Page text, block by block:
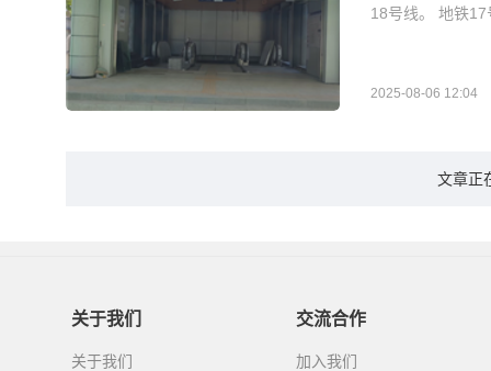
18号线。 地铁
2025-08-06 12:04
文章正
关于我们
关于我们
交流合作
加入我们